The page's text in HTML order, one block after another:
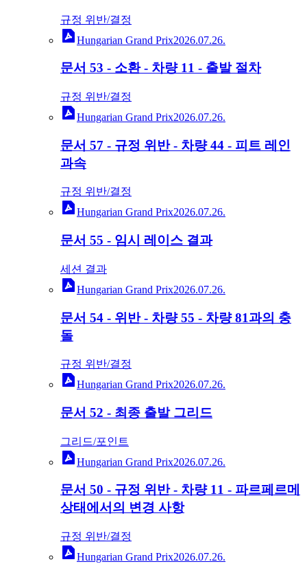
규정 위반/결정
Hungarian Grand Prix2026.07.26.
문서 53 - 소환 - 차량 11 - 출발 절차
규정 위반/결정
Hungarian Grand Prix2026.07.26.
문서 57 - 규정 위반 - 차량 44 - 피트 레인
과속
규정 위반/결정
Hungarian Grand Prix2026.07.26.
문서 55 - 임시 레이스 결과
세션 결과
Hungarian Grand Prix2026.07.26.
문서 54 - 위반 - 차량 55 - 차량 81과의 충
돌
규정 위반/결정
Hungarian Grand Prix2026.07.26.
문서 52 - 최종 출발 그리드
그리드/포인트
Hungarian Grand Prix2026.07.26.
문서 50 - 규정 위반 - 차량 11 - 파르페르메
상태에서의 변경 사항
규정 위반/결정
Hungarian Grand Prix2026.07.26.